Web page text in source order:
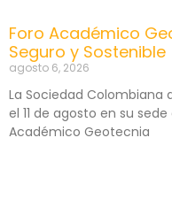
Foro Académico
Seguro y Sostenible
agosto 6, 2026
La Sociedad Colombiana
el 11 de agosto en su
Académico Geotecnia